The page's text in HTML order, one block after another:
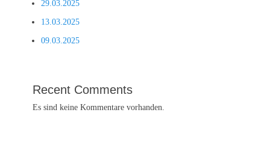
29.03.2025
13.03.2025
09.03.2025
Recent Comments
Es sind keine Kommentare vorhanden.